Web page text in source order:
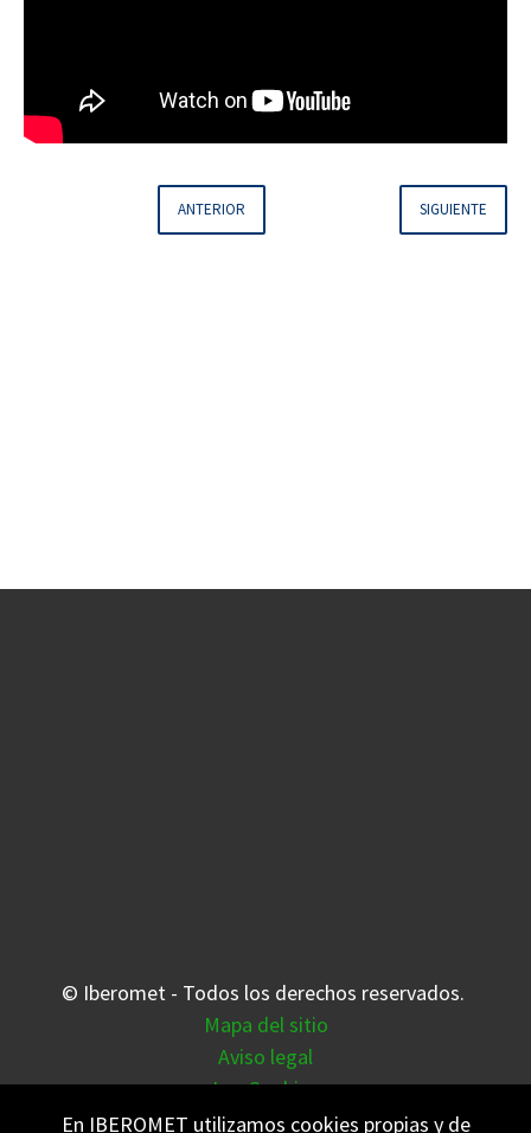
ANTERIOR SIGUIENTE
© Iberomet - Todos los derechos reservados.
Mapa del sitio
Aviso legal
Las Cookies
Meteovigo
En IBEROMET utilizamos cookies propias y de